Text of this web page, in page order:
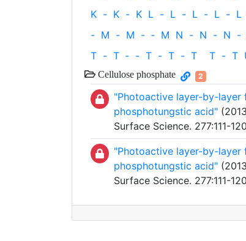
K - K - K L - L - L - L - L
- M - M - ‐ M N - N - N -
T - T ‐ - T - T - T T - T
Cellulose phosphate 2
"Photoactive layer-by-layer
phosphotungstic acid"
Surface Science. 277:111-120
"Photoactive layer-by-layer
phosphotungstic acid"
Surface Science. 277:111-120